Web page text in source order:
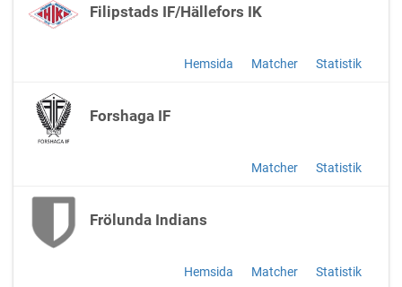
Filipstads IF/Hällefors IK
Hemsida Matcher Statistik
Forshaga IF
Matcher Statistik
Frölunda Indians
Hemsida Matcher Statistik